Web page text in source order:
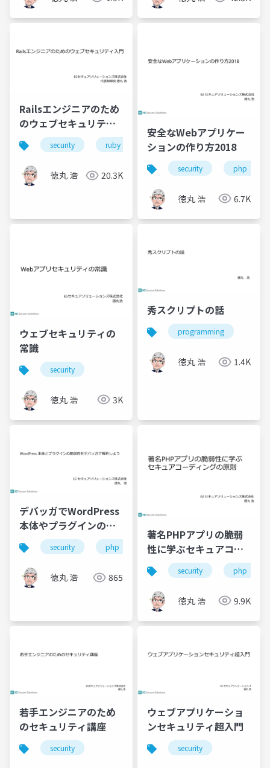
Railsエンジニアのため
のウェブセキュリティ
入門
security ruby
徳丸 浩 20.3K
安全なWebアプリケー
ションの作り方2018
security php
徳丸 浩 6.7K
ウェブセキュリティの
常識
security
徳丸 浩 3K
秀スクリプトの話
programming
徳丸 浩 1.4K
デバッガでWordPress
本体やプラグインの脆
弱性を追いかけてみよ
う
security php
徳丸 浩 865
著名PHPアプリの脆弱
性に学ぶセキュアコー
ディングの原則
security php
徳丸 浩 9.9K
若手エンジニアのため
のセキュリティ講座
security
ウェブアプリケーショ
ンセキュリティ超入門
security